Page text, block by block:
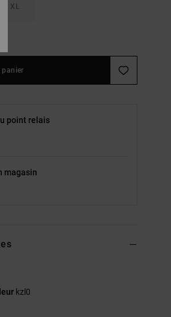
XL
panier
point relais
magasin
kzl0